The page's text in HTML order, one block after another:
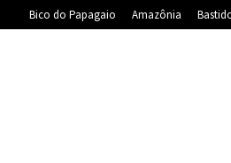
Bico do Papagaio Amazônia